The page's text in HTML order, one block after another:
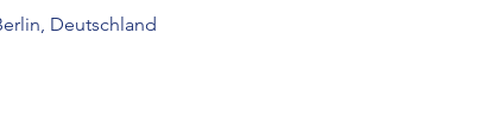
Deutschland